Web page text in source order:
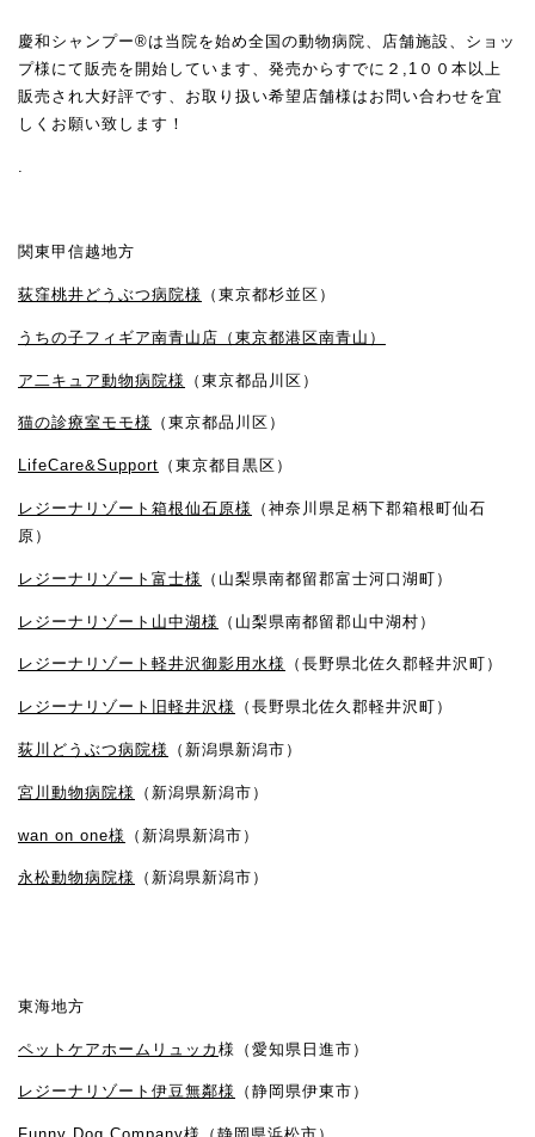
慶和シャンプー®は当院を始め全国の動物病院、店舗施設、ショッ
プ様にて販売を開始しています、発売からすでに２,1００本以上
販売され大好評です、お取り扱い希望店舗様はお問い合わせを宜
しくお願い致します！
関東甲信越地方
荻窪桃井どうぶつ病院様 （東京都杉並区）
うちの子フィギア南青山店（東京都港区南青山）
ア二キュア動物病院様 （東京都品川区）
猫の診療室モモ様 （東京都品川区）
LifeCare&Support （東京都目黒区）
レジーナリゾート箱根仙石原様
（神奈川県足柄下郡箱根町仙石
原）
レジーナリゾート富士様 （山梨県南都留郡富士河口湖町）
レジーナリゾート山中湖様 （山梨県南都留郡山中湖村）
レジーナリゾート軽井沢御影用水様 （長野県北佐久郡軽井沢町）
レジーナリゾート旧軽井沢様 （長野県北佐久郡軽井沢町）
荻川どうぶつ病院様 （新潟県新潟市）
宮川動物病院様 （新潟県新潟市）
wan on one様 （新潟県新潟市）
永松動物病院様 （新潟県新潟市）
東海地方
ペットケアホームリュッカ 様（愛知県日進市）
レジーナリゾート伊豆無鄰様 （静岡県伊東市）